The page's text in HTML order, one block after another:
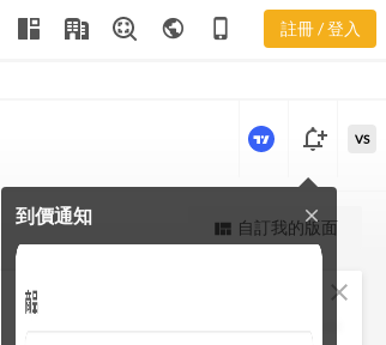
public phone_iphone 註冊 / 登入
6781
更強大的進階價量圖表
notification_add
到價通知 close
VS
view_quilt 自訂我的版面
close